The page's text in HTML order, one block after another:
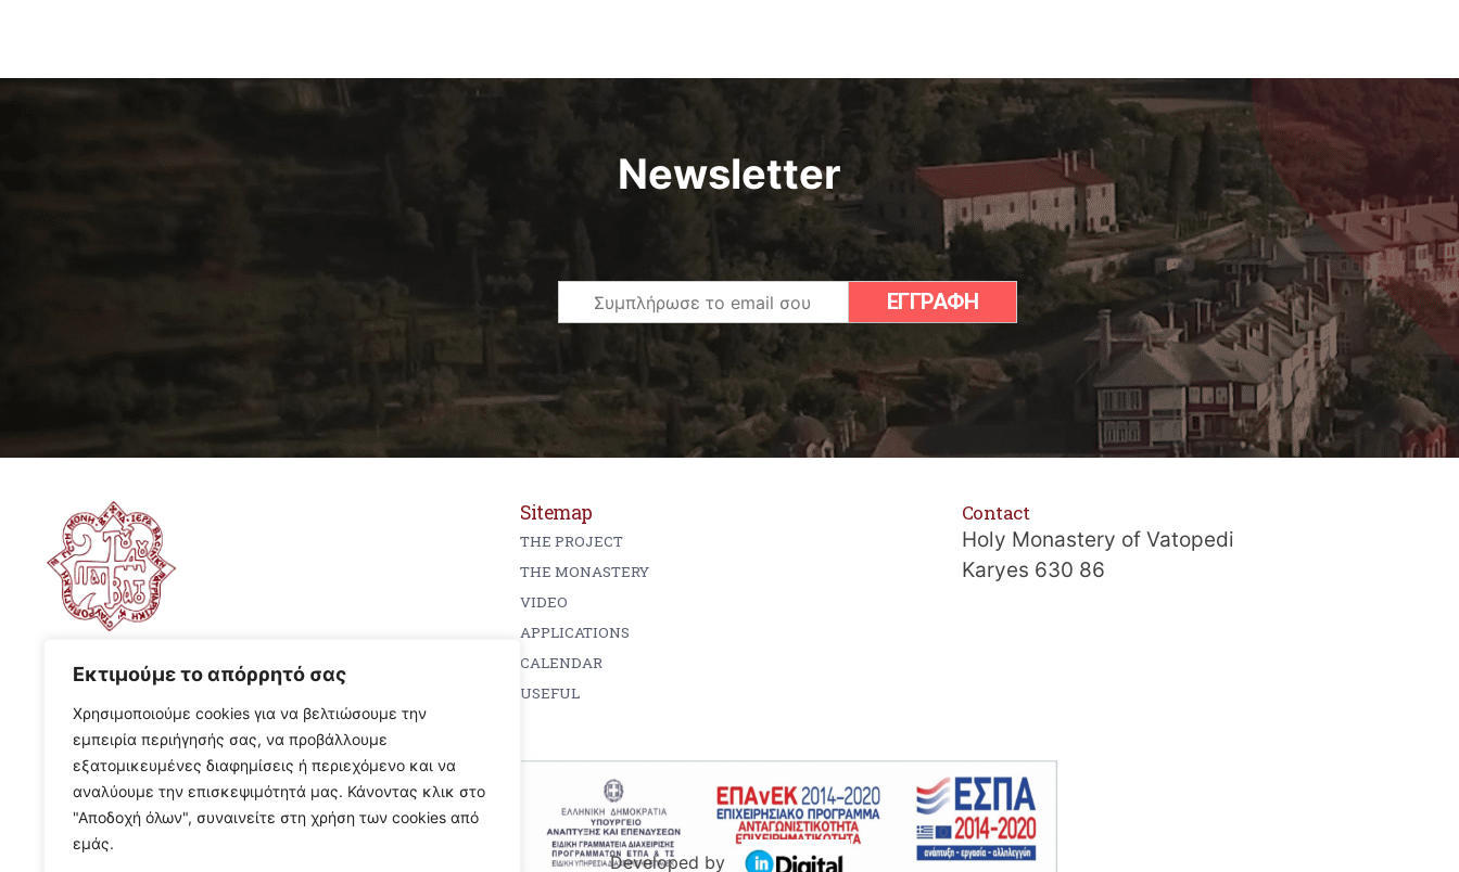
Εκτιμούμε το απόρρητό σας
Χρησιμοποιούμε cookies για να βελτιώσουμε την
εμπειρία περιήγησής σας, να προβάλλουμε
εξατομικευμένες διαφημίσεις ή περιεχόμενο και να
αναλύουμε την επισκεψιμότητά μας. Κάνοντας κλικ στο
"Αποδοχή όλων", συναινείτε στη χρήση των cookies από
εμάς.
Newsletter
Sitemap
THE PROJECT
THE MONASTERY
VIDEO
APPLICATIONS
CALENDAR
USEFUL
Contact
Holy Monastery of Vatopedi
Karyes 630 86
Developed by